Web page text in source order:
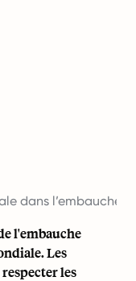
dans l’embauche
l'embauche
Les
les